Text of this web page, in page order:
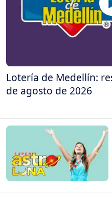
Lotería de Medellín:
de agosto de 2026